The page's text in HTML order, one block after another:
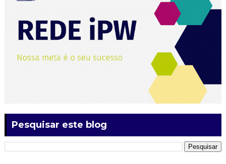
Pesquisar este blog